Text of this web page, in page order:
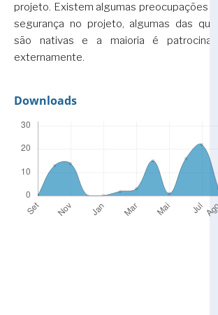
projeto. Existem algumas preocupações de
segurança no projeto, algumas das quais
são nativas e a maioria é patrocinada
externamente.
Downloads